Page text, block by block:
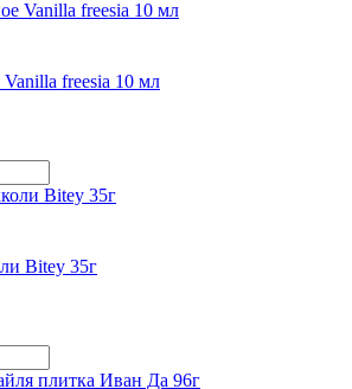
freesia 10 мл
Bitey 35г